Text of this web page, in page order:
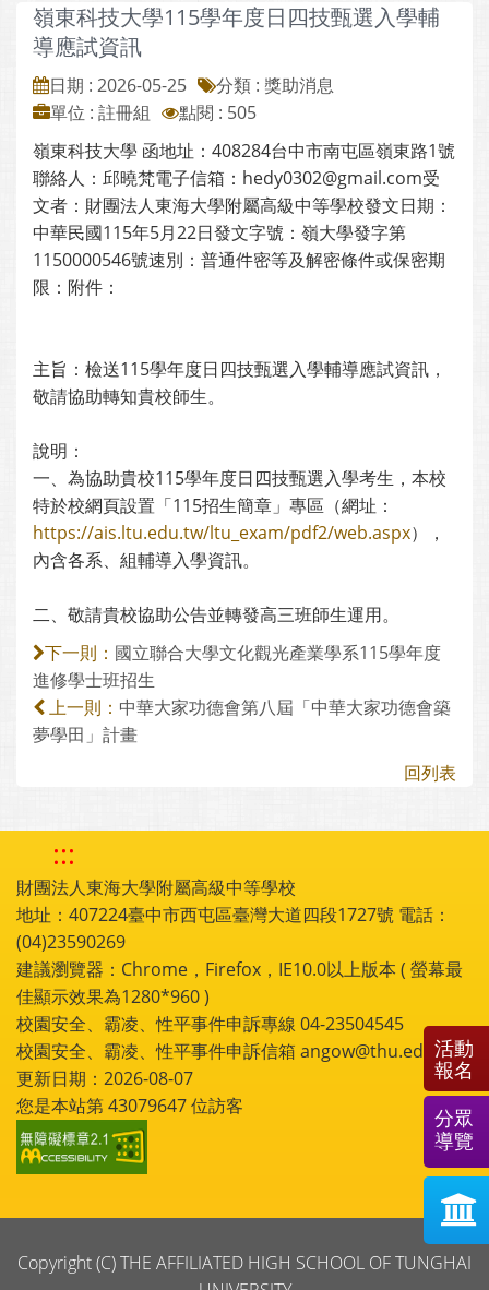
嶺東科技大學115學年度日四技甄選入學輔
導應試資訊
日期 : 2026-05-25
分類 : 獎助消息
單位 : 註冊組
點閱 : 505
嶺東科技大學 函地址：408284台中市南屯區嶺東路1號
聯絡人：邱曉梵電子信箱：hedy0302@gmail.com受
文者：財團法人東海大學附屬高級中等學校發文日期：
中華民國115年5月22日發文字號：嶺大學發字第
1150000546號速別：普通件密等及解密條件或保密期
限：附件：
主旨：檢送115學年度日四技甄選入學輔導應試資訊，
敬請協助轉知貴校師生。
說明：
一、為協助貴校115學年度日四技甄選入學考生，本校
特於校網頁設置「115招生簡章」專區（網址：
https://ais.ltu.edu.tw/ltu_exam/pdf2/web.aspx），
內含各系、組輔導入學資訊。
二、敬請貴校協助公告並轉發高三班師生運用。
下一則： 國立聯合大學文化觀光產業學系115學年度
進修學士班招生
上一則： 中華大家功德會第八屆「中華大家功德會築
夢學田」計畫
回列表
:::
財團法人東海大學附屬高級中等學校
地址：407224臺中市西屯區臺灣大道四段1727號 電話：
(04)23590269
建議瀏覽器：Chrome，Firefox，IE10.0以上版本 ( 螢幕最
佳顯示效果為1280*960 )
校園安全、霸凌、性平事件申訴專線 04-23504545
校園安全、霸凌、性平事件申訴信箱 angow@thu.edu.tw
更新日期：2026-08-07
您是本站第43079647位訪客
Copyright (C) THE AFFILIATED HIGH SCHOOL OF TUNGHAI
活動
報名
分眾
導覽